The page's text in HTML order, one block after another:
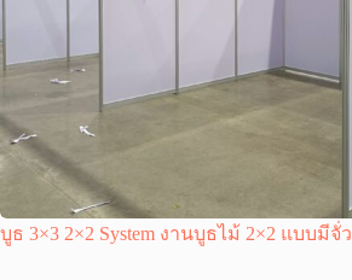
บูธ 3×3 2×2 System งานบูธไม้ 2×2 แบบมีจั่ว